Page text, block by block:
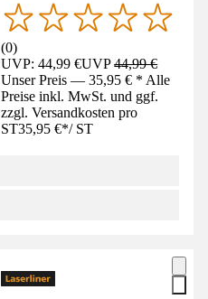
(0)
UVP: 44,99 €UVP44,99 €
Unser Preis — 35,95 € * Alle
Preise inkl. MwSt. und ggf.
zzgl. Versandkosten pro
ST35,95 €*/ ST